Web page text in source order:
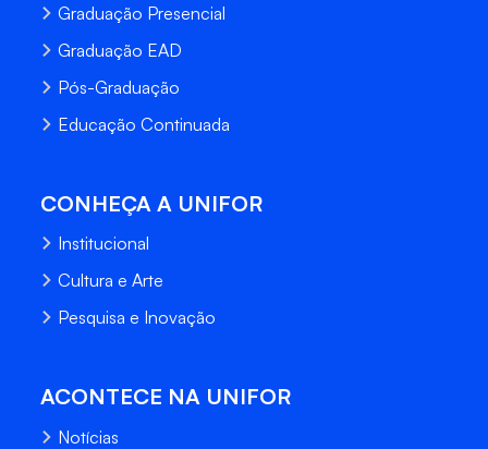
Graduação Presencial
Graduação EAD
Pós-Graduação
Educação Continuada
CONHEÇA A UNIFOR
Institucional
Cultura e Arte
Pesquisa e Inovação
ACONTECE NA UNIFOR
Notícias